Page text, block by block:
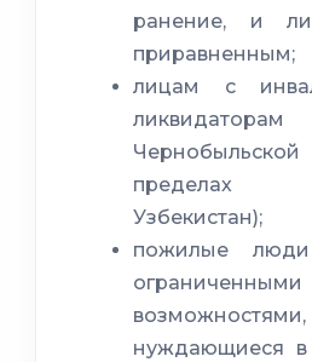
ранение, и
приравненным;
лицам с
пределах
Узбекистан);
пожилые
ограниченными
возможностями,
нуждающиеся в